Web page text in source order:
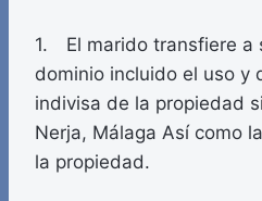
1. El marido transfiere a
dominio incluido el uso y
indivisa de la propiedad
Nerja, Málaga Así como
la propiedad.